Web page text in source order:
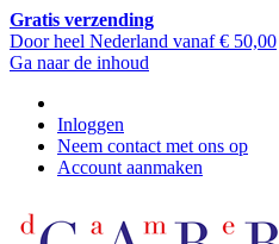
Gratis verzending
Door heel Nederland vanaf € 50,00
Ga naar de inhoud
Inloggen
Neem contact met ons op
Account aanmaken